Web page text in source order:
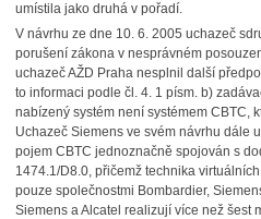
umístila jako druhá v pořadí.
V návrhu ze dne 10. 6. 2005 uchazeč
porušení zákona v nesprávném
uchazeč AŽD Praha nesplnil další
to informaci podle čl. 4. 1 písm. b)
nabízený systém není systémem CBTC,
Uchazeč Siemens ve svém návrhu dále
pojem CBTC jednoznačně spojován s
1474.1/D8.0, přičemž technika
pouze společnostmi Bombardier,
Siemens a Alcatel realizují více než šest